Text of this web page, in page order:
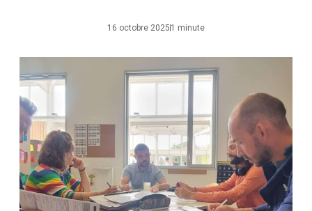
16 octobre 2025 1 minute